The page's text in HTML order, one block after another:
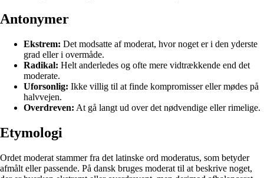
Antonymer
Ekstrem: Det modsatte af moderat, hvor noget er i den yderste
grad eller i overmåde.
Radikal: Helt anderledes og ofte mere vidtrækkende end det
moderate.
Uforsonlig: Ikke villig til at finde kompromisser eller mødes på
halvvejen.
Overdreven: At gå langt ud over det nødvendige eller rimelige.
Etymologi
Ordet moderat stammer fra det latinske ord moderatus, som betyder
afmålt eller passende. På dansk bruges moderat til at beskrive noget,